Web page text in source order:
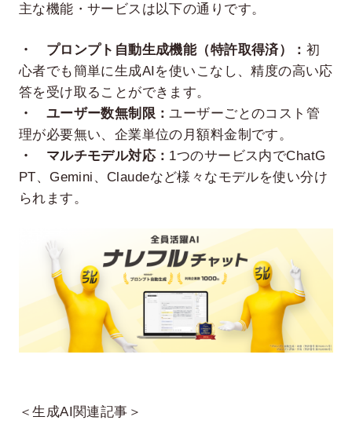
主な機能・サービスは以下の通りです。
・ プロンプト自動生成機能（特許取得済）： 初
心者でも簡単に生成AIを使いこなし、精度の高い応
答を受け取ることができます。
・ ユーザー数無制限：ユーザーごとのコスト管
理が必要無い、企業単位の月額料金制です。
・ マルチモデル対応： 1つのサービス内でChatG
PT、Gemini、Claudeなど様々なモデルを使い分け
られます。
＜生成AI関連記事＞